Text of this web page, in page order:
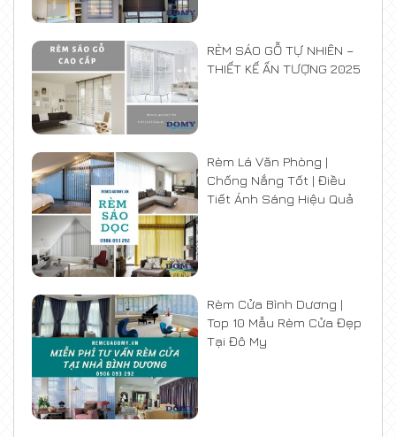
RÈM SÁO GỖ TỰ NHIÊN –
THIẾT KẾ ẤN TƯỢNG 2025
Rèm Lá Văn Phòng |
Chống Nắng Tốt | Điều
Tiết Ánh Sáng Hiệu Quả
Rèm Cửa Bình Dương |
Top 10 Mẫu Rèm Cửa Đẹp
Tại Đô My